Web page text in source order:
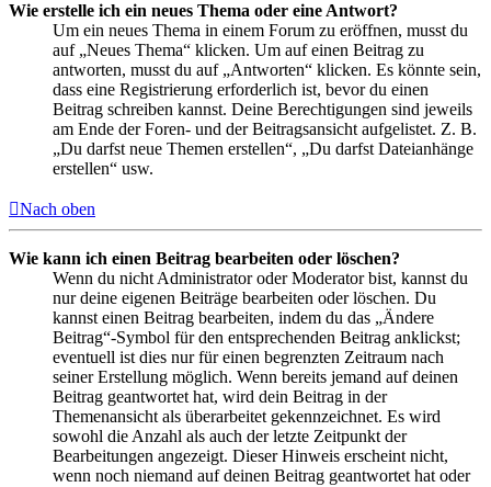
Wie erstelle ich ein neues Thema oder eine Antwort?
Um ein neues Thema in einem Forum zu eröffnen, musst du
auf „Neues Thema“ klicken. Um auf einen Beitrag zu
antworten, musst du auf „Antworten“ klicken. Es könnte sein,
dass eine Registrierung erforderlich ist, bevor du einen
Beitrag schreiben kannst. Deine Berechtigungen sind jeweils
am Ende der Foren- und der Beitragsansicht aufgelistet. Z. B.
„Du darfst neue Themen erstellen“, „Du darfst Dateianhänge
erstellen“ usw.
Nach oben
Wie kann ich einen Beitrag bearbeiten oder löschen?
Wenn du nicht Administrator oder Moderator bist, kannst du
nur deine eigenen Beiträge bearbeiten oder löschen. Du
kannst einen Beitrag bearbeiten, indem du das „Ändere
Beitrag“-Symbol für den entsprechenden Beitrag anklickst;
eventuell ist dies nur für einen begrenzten Zeitraum nach
seiner Erstellung möglich. Wenn bereits jemand auf deinen
Beitrag geantwortet hat, wird dein Beitrag in der
Themenansicht als überarbeitet gekennzeichnet. Es wird
sowohl die Anzahl als auch der letzte Zeitpunkt der
Bearbeitungen angezeigt. Dieser Hinweis erscheint nicht,
wenn noch niemand auf deinen Beitrag geantwortet hat oder